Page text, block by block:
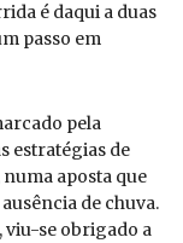
é daqui a duas
passo em
pela
estratégias de
aposta que
de chuva.
, viu-se obrigado a